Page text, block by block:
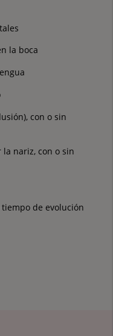
la boca
con o sin
nariz, con o sin
de evolución